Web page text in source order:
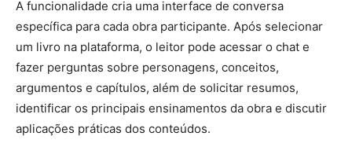
A funcionalidade cria uma interface de conversa
específica para cada obra participante. Após selecionar
um livro na plataforma, o leitor pode acessar o chat e
fazer perguntas sobre personagens, conceitos,
argumentos e capítulos, além de solicitar resumos,
identificar os principais ensinamentos da obra e discutir
aplicações práticas dos conteúdos.